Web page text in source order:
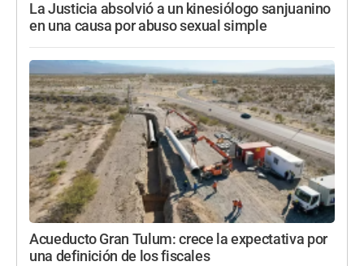
La Justicia absolvió a un kinesiólogo sanjuanino
en una causa por abuso sexual simple
Acueducto Gran Tulum: crece la expectativa por
una definición de los fiscales